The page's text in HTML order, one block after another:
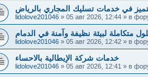
في خدمات تسليك المجاري بالرياض
lidolove201046 » 05 авг 2026, 12:44 » в
متكاملة لبيئة نظيفة وآمنة في الدمام
lidolove201046 » 05 авг 2026, 12:42 » в
خدمات شركة الإيطالية بالاحساء
lidolove201046 » 05 авг 2026, 12:41 » в